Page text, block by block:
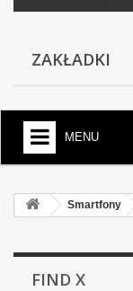
ZAKŁADKI
MENU
Smartfony
FIND X